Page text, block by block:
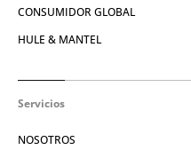
CONSUMIDOR GLOBAL
HULE & MANTEL
Servicios
NOSOTROS